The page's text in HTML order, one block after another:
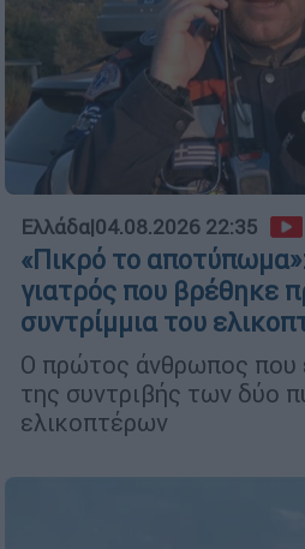
Ελλάδα|04.08.2026 22:35
«Πικρό το
γιατρός που βρέθηκε
συντρίμμια του
Ο πρώτος άνθρωπος που
της συντριβής των δύο
ελικοπτέρων